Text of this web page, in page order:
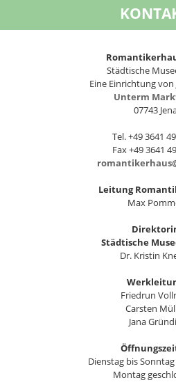
Städtische
Eine Einrichtung von
Unterm
07743
Tel. +49 3641
Fax +49 3641
Leitung
Max
Städtische
Dr. Kristin
Friedrun
Carsten
Jana
Dienstag bis
Montag